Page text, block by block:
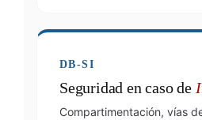
DB-SI
Seguridad en caso de
Compartimentación, vías